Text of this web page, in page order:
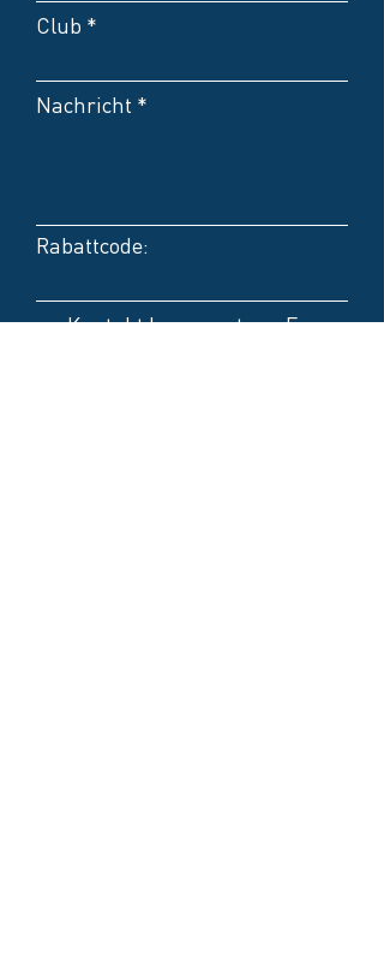
Club
Nachricht
Rabattcode:
Kontakt bevorzugt per E-